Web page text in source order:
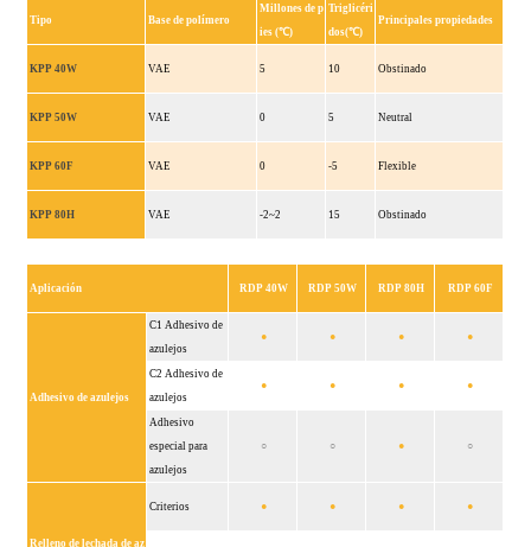
中
文
Tipo Base de polímero
Millones de p
ies (℃)
Triglicéri
dos(℃)
Principales propiedades
KPP 40W VAE 5 10 Obstinado
KPP 50W VAE 0 5 Neutral
KPP 60F VAE 0 -5 Flexible
KPP 80H VAE -2~2 15 Obstinado
Aplicación RDP 40W RDP 50W RDP 80H RDP 60F
Adhesivo de azulejos
C1 Adhesivo de
azulejos
● ● ● ●
C2 Adhesivo de
azulejos
● ● ● ●
Adhesivo
especial para
azulejos
○ ○ ● ○
Relleno de lechada de az
Criterios ● ● ● ●